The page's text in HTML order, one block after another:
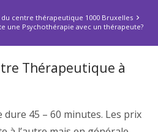
centre thérapeutique 1000 Bruxelles
une Psychothérapie avec un thérapeute?
Thérapeutique à
dure 45 – 60 minutes. Les prix